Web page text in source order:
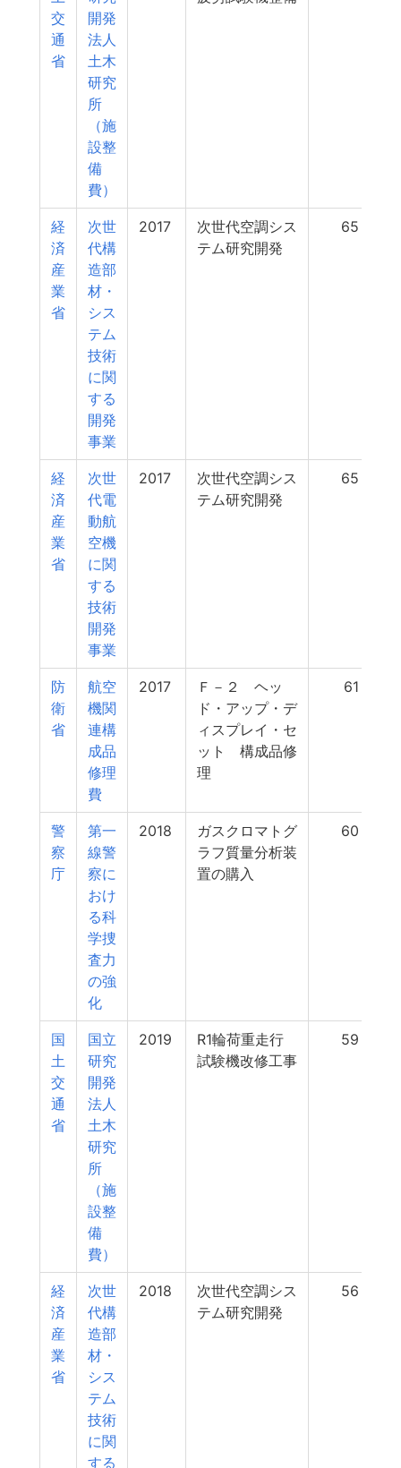
交
通
省
開発
法人
土木
研究
所
（施
設整
備
費）
経
済
産
業
省
次世
代構
造部
材・
シス
テム
技術
に関
する
開発
事業
2017
次世代空調シス
テム研究開発
65
経
済
産
業
省
次世
代電
動航
空機
に関
する
技術
開発
事業
2017
次世代空調シス
テム研究開発
65
防
衛
省
航空
機関
連構
成品
修理
費
2017
Ｆ－２ ヘッ
ド・アップ・デ
ィスプレイ・セ
ット 構成品修
理
61
警
察
庁
第一
線警
察に
おけ
る科
学捜
査力
の強
化
2018
ガスクロマトグ
ラフ質量分析装
置の購入
60
国
土
交
通
省
国立
研究
開発
法人
土木
研究
所
（施
設整
備
費）
2019
R1輪荷重走行
試験機改修工事
59
経
済
産
業
省
次世
代構
造部
材・
シス
テム
技術
に関
する
2018
次世代空調シス
テム研究開発
56